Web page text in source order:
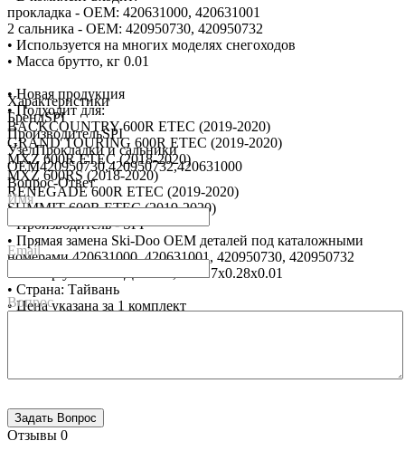
прокладка - OEM: 420631000, 420631001
2 сальника - OEM: 420950730, 420950732
• Используется на многих моделях снегоходов
• Масса брутто, кг 0.01
• Новая продукция
• Подходит для:
BACKCOUNTRY 600R ETEC (2019-2020)
GRAND TOURING 600R ETEC (2019-2020)
MXZ 600R ETEC (2018-2020)
MXZ 600RS (2018-2020)
RENEGADE 600R ETEC (2019-2020)
SUMMIT 600R ETEC (2019-2020)
• Производитель - SPI
• Прямая замена Ski-Doo OEM деталей под каталожными
номерами 420631000, 420631001, 420950730, 420950732
• Размер упаковки ДхШхВ, м 0.17x0.28x0.01
• Страна: Тайвань
• Цена указана за 1 комплект
Характеристики
БрендSPI
ПроизводительSPI
УзелПрокладки и сальники
OEM420950730,420950732,420631000
Вопрос-Ответ
Имя
Email
Вопрос
Отзывы 0